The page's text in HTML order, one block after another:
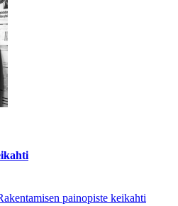
painopiste keikahti